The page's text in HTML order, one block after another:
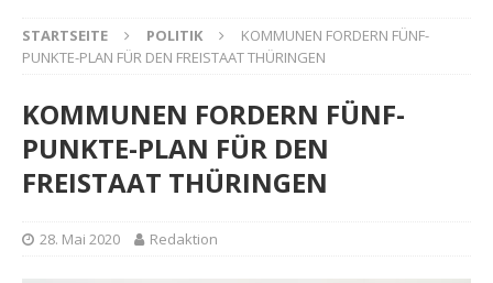
STARTSEITE POLITIK
KOMMUNEN FORDERN FÜNF-
PUNKTE-PLAN FÜR DEN FREISTAAT THÜRINGEN
KOMMUNEN FORDERN FÜNF-
PUNKTE-PLAN FÜR DEN
FREISTAAT THÜRINGEN
28. Mai 2020 Redaktion